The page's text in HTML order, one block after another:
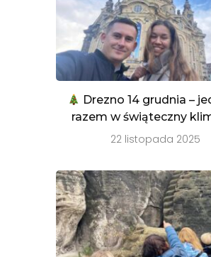
Drezno 14 grudnia –
razem w świąteczny
22 listopada 2025